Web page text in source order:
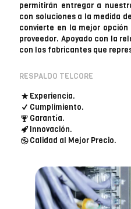
permitirán entregar a
con soluciones a la medida
convierte en la mejor
proveedor. Apoyado con la
con los fabricantes que
RESPALDO TELCORE
Experiencia.
Cumplimiento.
Garantía.
Innovación.
Calidad al Mejor Precio.